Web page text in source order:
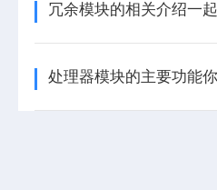
冗余模块的相关介绍一